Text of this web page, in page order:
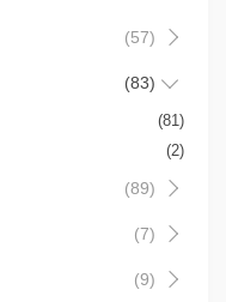
(57)
(83)
(81)
(2)
(89)
(7)
(9)